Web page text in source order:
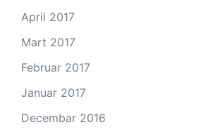
April 2017
Mart 2017
Februar 2017
Januar 2017
Decembar 2016